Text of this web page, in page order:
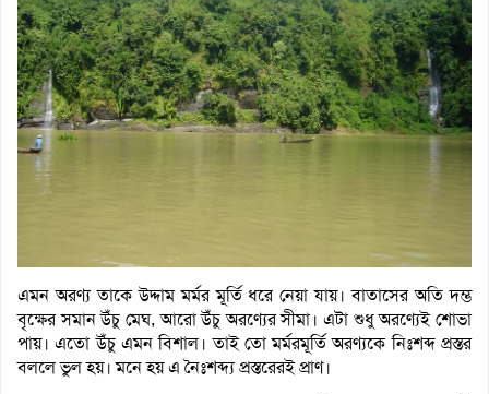
এমন অরণ্য তাকে উদ্দাম মর্মর মূর্তি ধরে নেয়া যায়। বাতাসের অতি দম্ভ
বৃক্ষের সমান উঁচু মেঘ, আরো উঁচু অরণ্যের সীমা। এটা শুধু অরণ্যেই শোভা
পায়। এতো উঁচু এমন বিশাল। তাই তো মর্মরমূর্তি অরণ্যকে নিঃশব্দ প্রস্তর
বললে ভুল হয়। মনে হয় এ নৈঃশব্দ্য প্রস্তরেরই প্রাণ।